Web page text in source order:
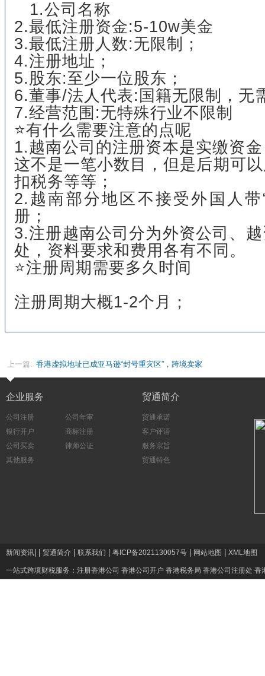
1.公司名称
2.最低注册资金:5-10w美金
3.最低注册人数:无限制；
4.注册地址；
5.股东:至少一位股东；
6.董事/法人代表:国籍无限制，无
7.经营范围:无特殊行业不限制
⭐有什么需要注意的点呢
1.越南公司的注册资本是实缴资
这不是一笔小数目，但是后期可
扣税务等等；
2.越南部分地区不接受外国人带
册；
3.注册越南公司分为外资公司、
处，资料要求和费用各有不同。
⭐注册周期需要多久时间
注册周期大概1-2个月；
上一篇: 香港虚拟地址已成亚马逊“封号重灾区”，跨境卖家
如何紧急自救？
企业服务
公司注册
公司年审
银行开户
商标注册
公司买卖
律师公证
其他服务
贸通简介
贸通承诺
客户评语
服务宗旨
贸通特色
新闻资讯 贸通简介 联系我们 粤ICP备2021130057号 网站地图 XML地图
一站式跨境财税服务： 注册香港公司 香港公司开户 香港税务局 香港公司注册处 香